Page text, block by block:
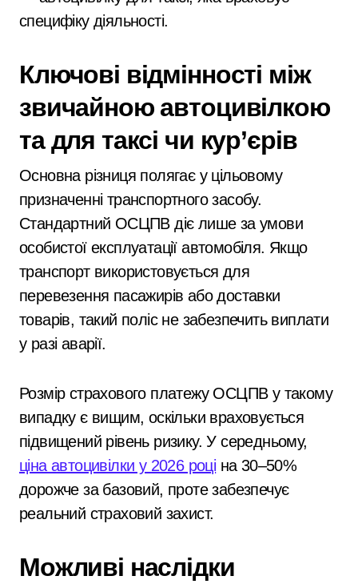
специфіку діяльності.
Ключові відмінності між
звичайною автоцивілкою
та для таксі чи кур’єрів
Основна різниця полягає у цільовому
призначенні транспортного засобу.
Стандартний ОСЦПВ діє лише за умови
особистої експлуатації автомобіля. Якщо
транспорт використовується для
перевезення пасажирів або доставки
товарів, такий поліс не забезпечить виплати
у разі аварії.
Розмір страхового платежу ОСЦПВ у такому
випадку є вищим, оскільки враховується
підвищений рівень ризику. У середньому,
ціна автоцивілки у 2026 році на 30–50%
дорожче за базовий, проте забезпечує
реальний страховий захист.
Можливі наслідки